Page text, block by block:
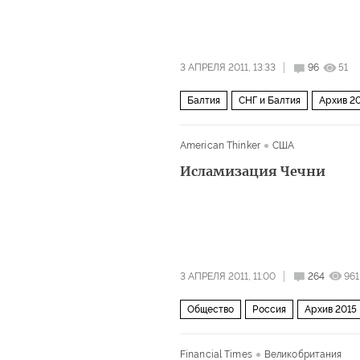
3 АПРЕЛЯ 2011, 13:33 96 51
Балтия СНГ и Балтия Архив
American Thinker США
Исламизация Чечни
3 АПРЕЛЯ 2011, 11:00 264 961
Общество Россия Архив 2015
Financial Times Великобритания